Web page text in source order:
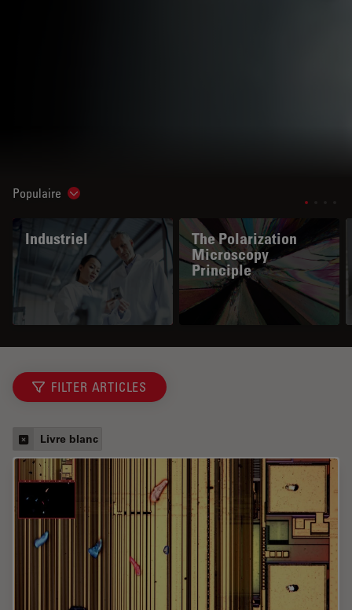
Populaire Show subnavigation
Industriel
The Polarization
Microscopy
Principle
FILTER ARTICLES
Livre blanc